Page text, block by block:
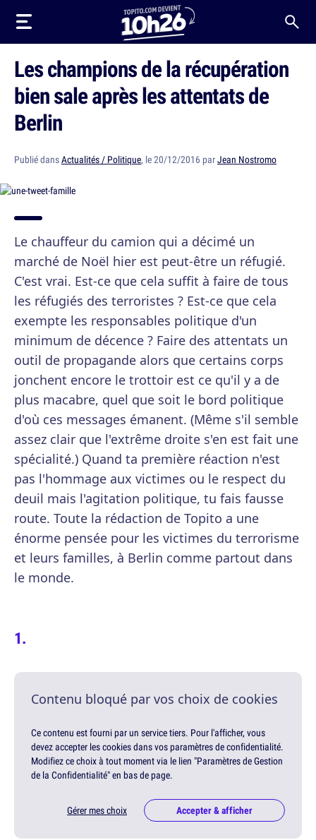
Les champions de la récupération
bien sale après les attentats de
Berlin
Publié dansActualités / Politique, le 20/12/2016 parJean Nostromo
Le chauffeur du camion qui a décimé un
marché de Noël hier est peut-être un réfugié.
C'est vrai. Est-ce que cela suffit à faire de tous
les réfugiés des terroristes ? Est-ce que cela
exempte les responsables politique d'un
minimum de décence ? Faire des attentats un
outil de propagande alors que certains corps
jonchent encore le trottoir est ce qu'il y a de
plus macabre, quel que soit le bord politique
d'où ces messages émanent. (Même s'il semble
assez clair que l'extrême droite s'en est fait une
spécialité.) Quand ta première réaction n'est
pas l'hommage aux victimes ou le respect du
deuil mais l'agitation politique, tu fais fausse
route. Toute la rédaction de Topito a une
énorme pensée pour les victimes du terrorisme
et leurs familles, à Berlin comme partout dans
le monde.
Contenu bloqué par vos choix de cookies
Ce contenu est fourni par un service tiers. Pour l'afficher, vous
devez accepter les cookies dans vos paramètres de confidentialité.
Modifiez ce choix à tout moment via le lien "Paramètres de Gestion
de la Confidentialité" en bas de page.
Gérer mes choix Accepter & afficher